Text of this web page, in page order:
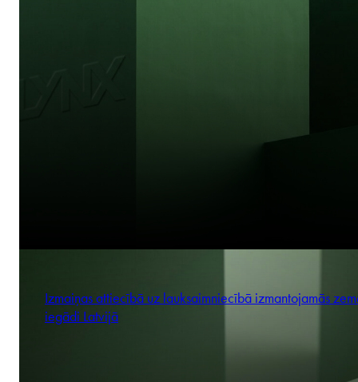
Izmaiņas attiecībā uz lauksaimniecībā izmantojamās
iegādi Latvijā